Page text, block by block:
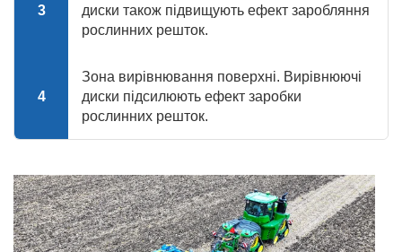
3
диски також підвищують ефект заробляння
рослинних решток.
4
Зона вирівнювання поверхні. Вирівнюючі
диски підсилюють ефект заробки
рослинних решток.